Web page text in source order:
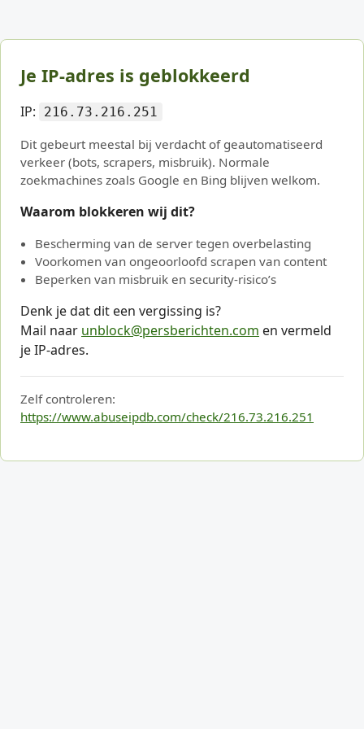
Je IP-adres is geblokkeerd
IP: 216.73.216.251
Dit gebeurt meestal bij verdacht of geautomatiseerd
verkeer (bots, scrapers, misbruik). Normale
zoekmachines zoals Google en Bing blijven welkom.
Waarom blokkeren wij dit?
Bescherming van de server tegen overbelasting
Voorkomen van ongeoorloofd scrapen van content
Beperken van misbruik en security-risico’s
Denk je dat dit een vergissing is?
Mail naar unblock@persberichten.com en vermeld
je IP-adres.
Zelf controleren:
https://www.abuseipdb.com/check/216.73.216.251